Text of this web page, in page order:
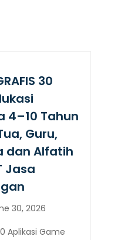
30
4–10 Tahun
Guru,
dan Alfatih
Jasa
30, 2026
Aplikasi Game